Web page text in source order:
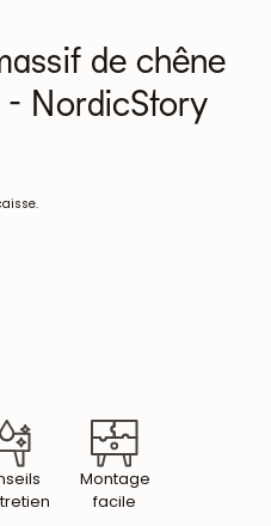
de chêne
NordicStory
Montage
facile